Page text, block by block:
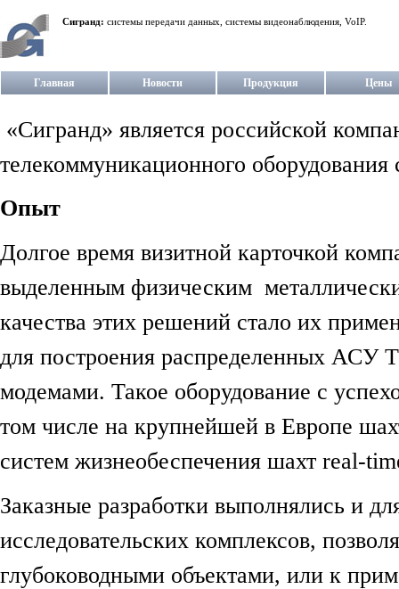
Сигранд: системы передачи данных, системы видеонаблюдения, VoIP.
Главная Новости Продукция Цены
«Сигранд» является российской
телекоммуникационного оборудования
Опыт
Долгое время визитной карточкой
выделенным физическим
качества этих решений стало их
для построения распределенных АСУ
модемами. Такое оборудование с
том числе на крупнейшей в Европе
систем жизнеобеспечения шахт real-
Заказные разработки выполнялись и
исследовательских комплексов,
глубоководными объектами, или к